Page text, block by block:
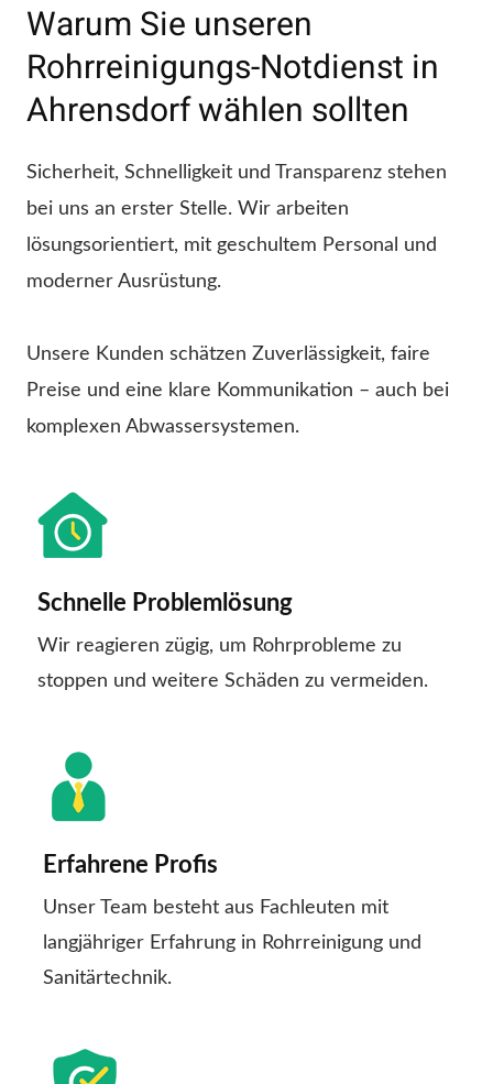
Warum Sie unseren
Rohrreinigungs-Notdienst in
Ahrensdorf wählen sollten
Sicherheit, Schnelligkeit und Transparenz stehen
bei uns an erster Stelle. Wir arbeiten
lösungsorientiert, mit geschultem Personal und
moderner Ausrüstung.
Unsere Kunden schätzen Zuverlässigkeit, faire
Preise und eine klare Kommunikation – auch bei
komplexen Abwassersystemen.
Schnelle Problemlösung
Wir reagieren zügig, um Rohrprobleme zu
stoppen und weitere Schäden zu vermeiden.
Erfahrene Profis
Unser Team besteht aus Fachleuten mit
langjähriger Erfahrung in Rohrreinigung und
Sanitärtechnik.